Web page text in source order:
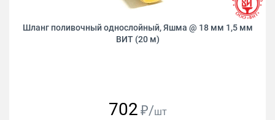
Шланг поливочный однослойный, Яшма @ 18 мм 1,5 мм
ВИТ (20 м)
702 ₽/шт